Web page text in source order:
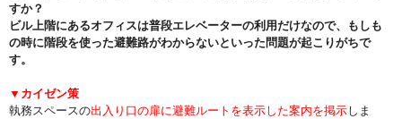
すか？
ビル上階にあるオフィスは普段エレベーターの利用だけなので、もしも
の時に階段を使った避難路がわからないといった問題が起こりがちで
す。
▼カイゼン策
執務スペースの出入り口の扉に避難ルートを表示した案内を掲示しま